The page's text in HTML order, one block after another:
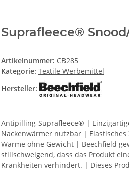
Suprafleece®
Artikelnummer: CB285
Kategorie: Textile Werbemittel
Hersteller:
Antipilling-Suprafleece® |
Nackenwärmer nutzbar |
Wärme ohne Gewicht | Beechfield
stillschweigend, dass das Produkt
Krankheiten verhindert. | Dieses